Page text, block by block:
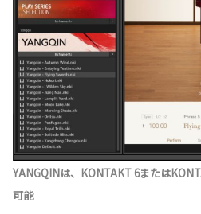
YANGQINは、KONTAKT 6または
可能